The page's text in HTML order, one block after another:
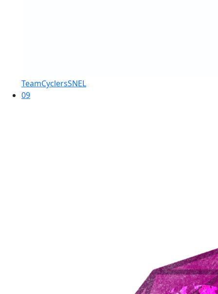
TeamCyclersSNEL
09